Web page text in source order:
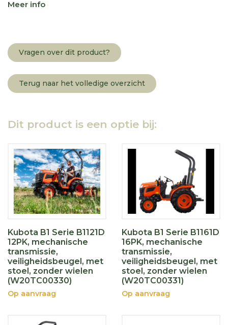
Meer info
Vragen over dit product?
Terug naar het volledige overzicht
Dit product is een optie bij:
Kubota B1 Serie B1121D
12PK, mechanische
transmissie,
veiligheidsbeugel, met
stoel, zonder wielen
(W20TC00330)
Op aanvraag
Kubota B1 Serie B1161D
16PK, mechanische
transmissie,
veiligheidsbeugel, met
stoel, zonder wielen
(W20TC00331)
Op aanvraag